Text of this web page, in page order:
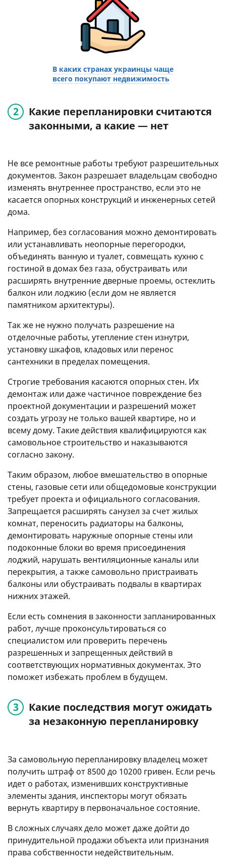
В каких странах украинцы чаще
всего покупают недвижимость
Какие перепланировки считаются
законными, а какие — нет
Не все ремонтные работы требуют разрешительных
документов. Закон разрешает владельцам свободно
изменять внутреннее пространство, если это не
касается опорных конструкций и инженерных сетей
дома.
Например, без согласования можно демонтировать
или устанавливать неопорные перегородки,
объединять ванную и туалет, совмещать кухню с
гостиной в домах без газа, обустраивать или
расширять внутренние дверные проемы, остеклить
балкон или лоджию (если дом не является
памятником архитектуры).
Так же не нужно получать разрешение на
отделочные работы, утепление стен изнутри,
установку шкафов, кладовых или перенос
сантехники в пределах помещения.
Строгие требования касаются опорных стен. Их
демонтаж или даже частичное повреждение без
проектной документации и разрешений может
создать угрозу не только вашей квартире, но и
всему дому. Такие действия квалифицируются как
самовольное строительство и наказываются
согласно закону.
Таким образом, любое вмешательство в опорные
стены, газовые сети или общедомовые конструкции
требует проекта и официального согласования.
Запрещается расширять санузел за счет жилых
комнат, переносить радиаторы на балконы,
демонтировать наружные опорные стены или
подоконные блоки во время присоединения
лоджий, нарушать вентиляционные каналы или
перекрытия, а также самовольно пристраивать
балконы или обустраивать подвалы в квартирах
нижних этажей.
Если есть сомнения в законности запланированных
работ, лучше проконсультироваться со
специалистом или проверить перечень
разрешенных и запрещенных действий в
соответствующих нормативных документах. Это
поможет избежать проблем в будущем.
Какие последствия могут ожидать
за незаконную перепланировку
За самовольную перепланировку владелец может
получить штраф от 8500 до 10200 гривен. Если речь
идет о работах, изменивших конструктивные
элементы здания, инспекторы могут обязать
вернуть квартиру в первоначальное состояние.
В сложных случаях дело может даже дойти до
принудительной продажи объекта или признания
права собственности недействительным.